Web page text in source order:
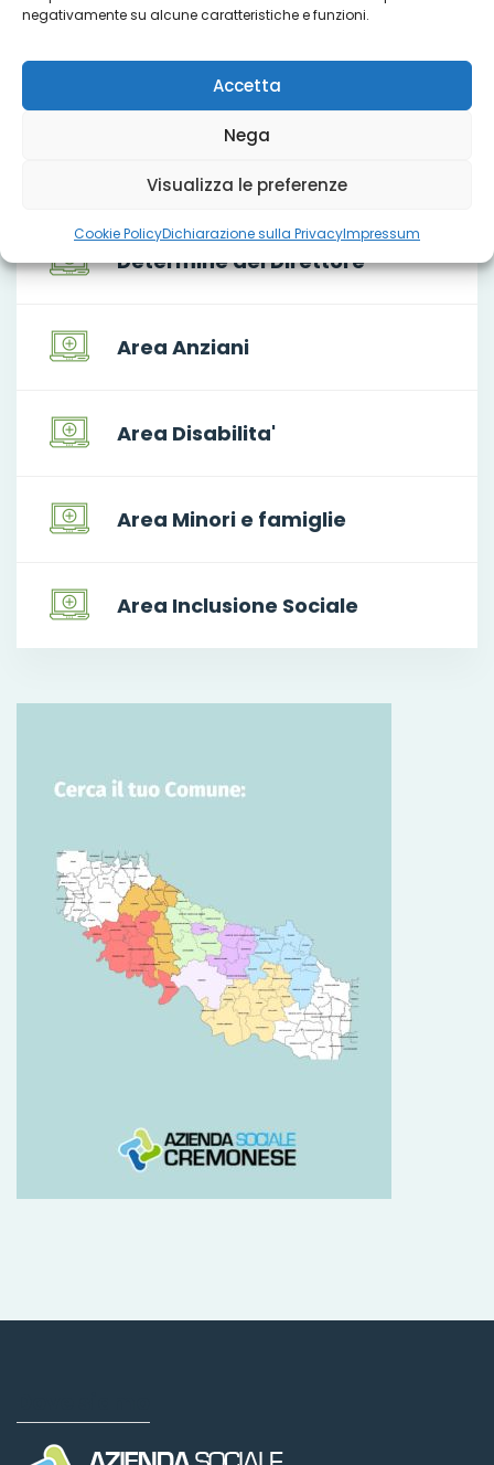
negativamente su alcune caratteristiche e funzioni.
Accetta
Nega
Visualizza le preferenze
Cookie PolicyDichiarazione sulla PrivacyImpressum
Servizi
Determine del Direttore
Area Anziani
Area Disabilita'
Area Minori e famiglie
Area Inclusione Sociale